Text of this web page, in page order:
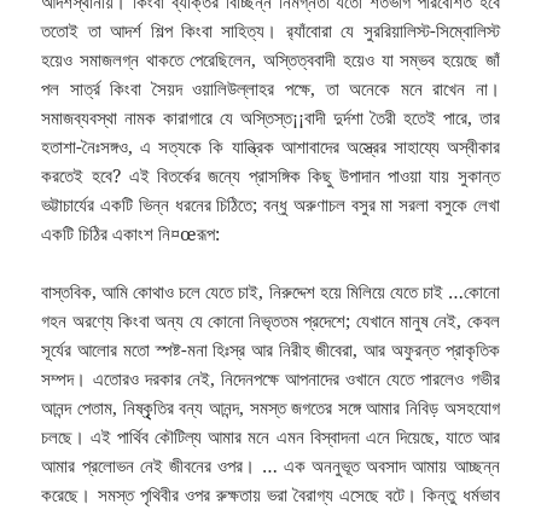
ততোই তা আদর্শ শিল্প কিংবা সাহিত্য। র‌্যাঁবোরা যে সুররিয়ালিস্ট-সিম্বোলিস্ট
হয়েও সমাজলগ্ন থাকতে পেরেছিলেন, অস্তিত্ববাদী হয়েও যা সম্ভব হয়েছে জাঁ
পল সার্ত্র কিংবা সৈয়দ ওয়ালিউল্লাহর পক্ষে, তা অনেকে মনে রাখেন না।
সমাজব্যবস্থা নামক কারাগারে যে অস্তিস্ত¡¡বাদী দুর্দশা তৈরী হতেই পারে, তার
হতাশা-নৈঃসঙ্গও, এ সত্যকে কি যান্ত্রিক আশাবাদের অস্ত্রের সাহায্যে অস্বীকার
করতেই হবে? এই বিতর্কের জন্যে প্রাসঙ্গিক কিছু উপাদান পাওয়া যায় সুকান্ত
ভট্টাচার্যের একটি ভিন্ন ধরনের চিঠিতে; বন্ধু অরুণাচল বসুর মা সরলা বসুকে লেখা
একটি চিঠির একাংশ নি¤œরূপ:
বাস্তবিক, আমি কোথাও চলে যেতে চাই, নিরুদ্দেশ হয়ে মিলিয়ে যেতে চাই …কোনো
গহন অরণ্যে কিংবা অন্য যে কোনো নিভৃততম প্রদেশে; যেখানে মানুষ নেই, কেবল
সূর্যের আলোর মতো স্পষ্ট-মনা হিঃস্র আর নিরীহ জীবেরা, আর অফুরন্ত প্রাকৃতিক
সম্পদ। এতোরও দরকার নেই, নিদেনপক্ষে আপনাদের ওখানে যেতে পারলেও গভীর
আনন্দ পেতাম, নিষ্কৃৃৃতির বন্য আনন্দ, সমস্ত জগতের সঙ্গে আমার নিবিড় অসহযোগ
চলছে। এই পার্থিব কৌটিল্য আমার মনে এমন বিস্বাদনা এনে দিয়েছে, যাতে আর
আমার প্রলোভন নেই জীবনের ওপর। … এক অননুভূত অবসাদ আমায় আচ্ছন্ন
করেছে। সমস্ত পৃথিবীর ওপর রুক্ষতায় ভরা বৈরাগ্য এসেছে বটে। কিন্তু ধর্মভাব